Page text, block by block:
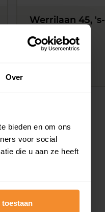
Over
bieden en om ons
voor social
die u aan ze heeft
toestaan
Werrilaan 45, 's-
265 m2